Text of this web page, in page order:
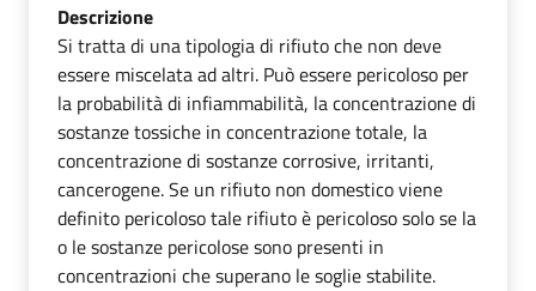
Descrizione
Si tratta di una tipologia di rifiuto che non deve
essere miscelata ad altri. Può essere pericoloso per
la probabilità di infiammabilità, la concentrazione di
sostanze tossiche in concentrazione totale, la
concentrazione di sostanze corrosive, irritanti,
cancerogene. Se un rifiuto non domestico viene
definito pericoloso tale rifiuto è pericoloso solo se la
o le sostanze pericolose sono presenti in
concentrazioni che superano le soglie stabilite.